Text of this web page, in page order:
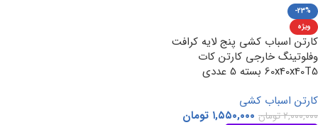
-23%
ویژه
کارتن اسباب کشی پنج لایه کرافت
وفلوتینگ خارجی کارتن کات
60x40x40T5 بسته 5 عددی
کارتن اسباب کشی
۲,۰۰۰,۰۰۰تومان ۱,۵۵۰,۰۰۰ تومان